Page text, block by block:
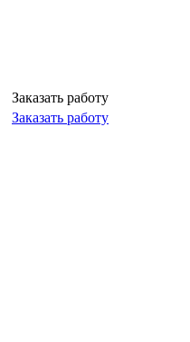
Заказать работу
Заказать работу